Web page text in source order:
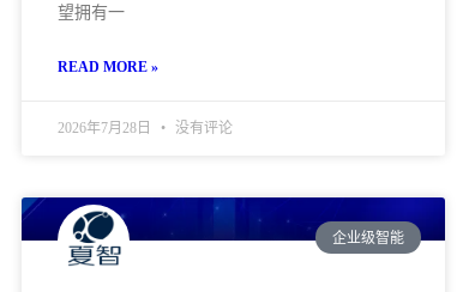
望拥有一
READ MORE »
2026年7月28日 没有评论
企业级智能